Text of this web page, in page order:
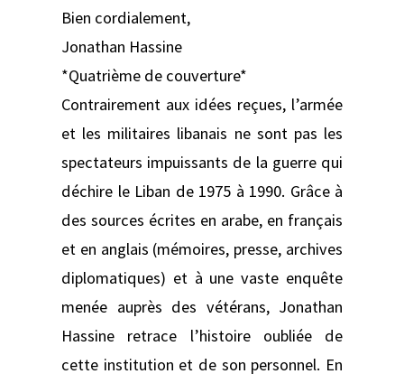
Bien cordialement,
Jonathan Hassine
*Quatrième de couverture*
Contrairement aux idées reçues, l’armée
et les militaires libanais ne sont pas les
spectateurs impuissants de la guerre qui
déchire le Liban de 1975 à 1990. Grâce à
des sources écrites en arabe, en français
et en anglais (mémoires, presse, archives
diplomatiques) et à une vaste enquête
menée auprès des vétérans, Jonathan
Hassine retrace l’histoire oubliée de
cette institution et de son personnel. En